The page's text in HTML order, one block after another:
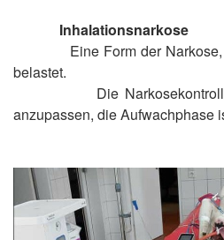
Inhalationsnarkose
Eine Form der
belastet.
Die Narkosekontrolle
anzupassen, die Aufwachphase